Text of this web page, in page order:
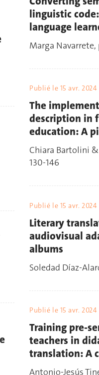
linguistic
language
Marga Navarrete,
Publié le 15 avr. 2024
The
description in
education: A
Chiara Bartolini
130-146
Publié le 15 avr. 2024
Literary
audiovisual
albums
Soledad Díaz-
Publié le 15 avr. 2024
Training pre-
teachers in
translation: A
Antonio-Jesús